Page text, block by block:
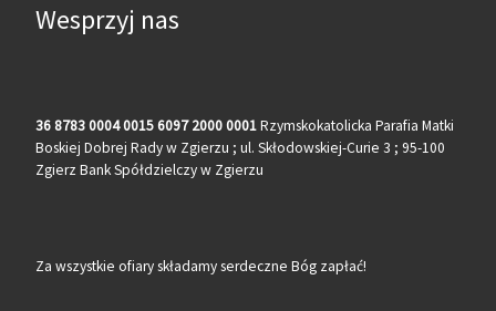
Wesprzyj nas
36 8783 0004 0015 6097 2000 0001Rzymskokatolicka Parafia Matki
Boskiej Dobrej Rady w Zgierzu ; ul. Skłodowskiej-Curie 3 ; 95-100
Zgierz Bank Spółdzielczy w Zgierzu
Za wszystkie ofiary składamy serdeczne Bóg zapłać!